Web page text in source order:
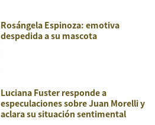
Rosángela Espinoza: emotiva
despedida a su mascota
Luciana Fuster responde a
especulaciones sobre Juan Morelli y
aclara su situación sentimental